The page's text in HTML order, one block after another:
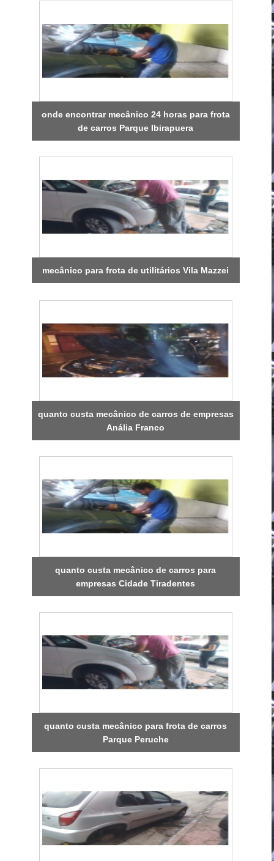
onde encontrar mecânico 24 horas para frota
de carros Parque Ibirapuera
mecânico para frota de utilitários Vila Mazzei
quanto custa mecânico de carros de empresas
Anália Franco
quanto custa mecânico de carros para
empresas Cidade Tiradentes
quanto custa mecânico para frota de carros
Parque Peruche